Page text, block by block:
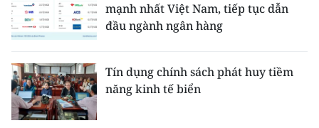
mạnh nhất Việt Nam, tiếp tục dẫn
đầu ngành ngân hàng
Tín dụng chính sách phát huy tiềm
năng kinh tế biển